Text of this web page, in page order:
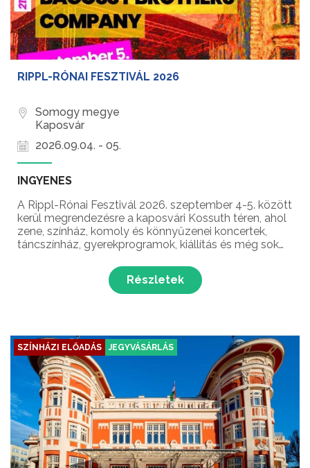
RIPPL-RÓNAI FESZTIVÁL 2026
Somogy megye
Kaposvár
2026.09.04. - 05.
INGYENES
A Rippl-Rónai Fesztivál 2026. szeptember 4-5. között
kerül megrendezésre a kaposvári Kossuth téren, ahol
zene, színház, komoly és könnyűzenei koncertek,
táncszínház, gyerekprogramok, kiállítás és még sok
legnépszerűbb összművészeti fesztiválján!...
Részletek
SZÍNHÁZI ELŐADÁS JEGYVÁSÁRLÁS